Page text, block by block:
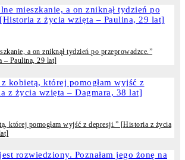
a on zniknął tydzień po przeprowadzce.”
– Paulina, 29 lat]
której pomogłam wyjść z depresji.” [Historia z życia